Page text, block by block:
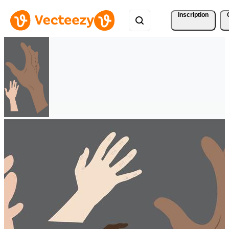
Inscription